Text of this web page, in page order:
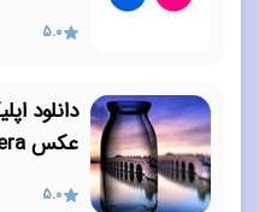
5.0
دانلود
عکس PIP Camera برای اندروید
5.0